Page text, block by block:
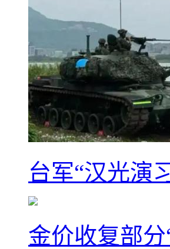
台军“汉光演
金价收复部